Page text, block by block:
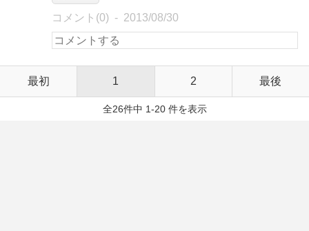
コメント(0) 2013/08/30
最初 1 2 最後
全26件中 1-20 件を表示